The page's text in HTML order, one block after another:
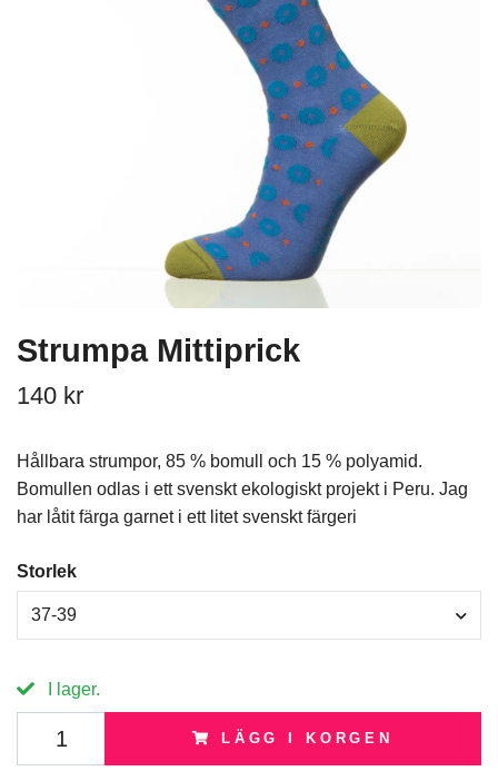
Strumpa Mittiprick
140 kr
Hållbara strumpor, 85 % bomull och 15 % polyamid.
Bomullen odlas i ett svenskt ekologiskt projekt i Peru. Jag
har låtit färga garnet i ett litet svenskt färgeri
Storlek
37-39
I lager.
LÄGG I KORGEN